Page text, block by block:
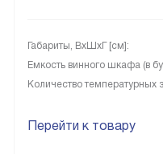
Габариты, ВxШxГ [см]:
Емкость винного шкафа (в
Количество температурных
Перейти к товару